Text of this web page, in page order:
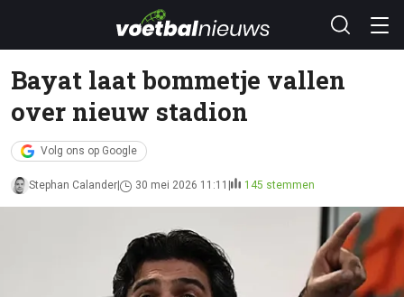
Bayat laat bommetje vallen
over nieuw stadion
Volg ons op Google
Stephan Calander 30 mei 2026 11:11 145 stemmen